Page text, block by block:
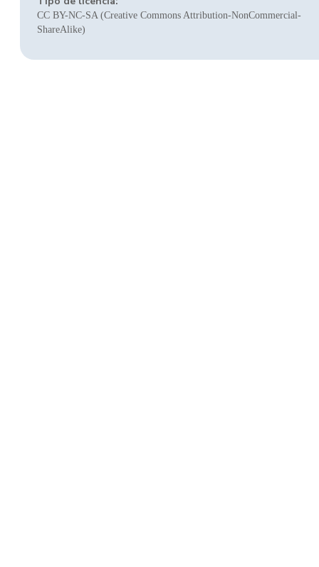
CC BY-NC-SA (Creative Commons Attribution-NonCommercial-
ShareAlike)